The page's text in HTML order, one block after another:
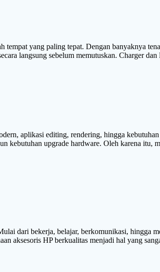
yang paling tepat. Dengan banyaknya
langsung sebelum memutuskan. Charger
aplikasi editing, rendering, hingga
kebutuhan upgrade hardware. Oleh karena itu,
dari bekerja, belajar, berkomunikasi, hingga
aksesoris HP berkualitas menjadi hal yang